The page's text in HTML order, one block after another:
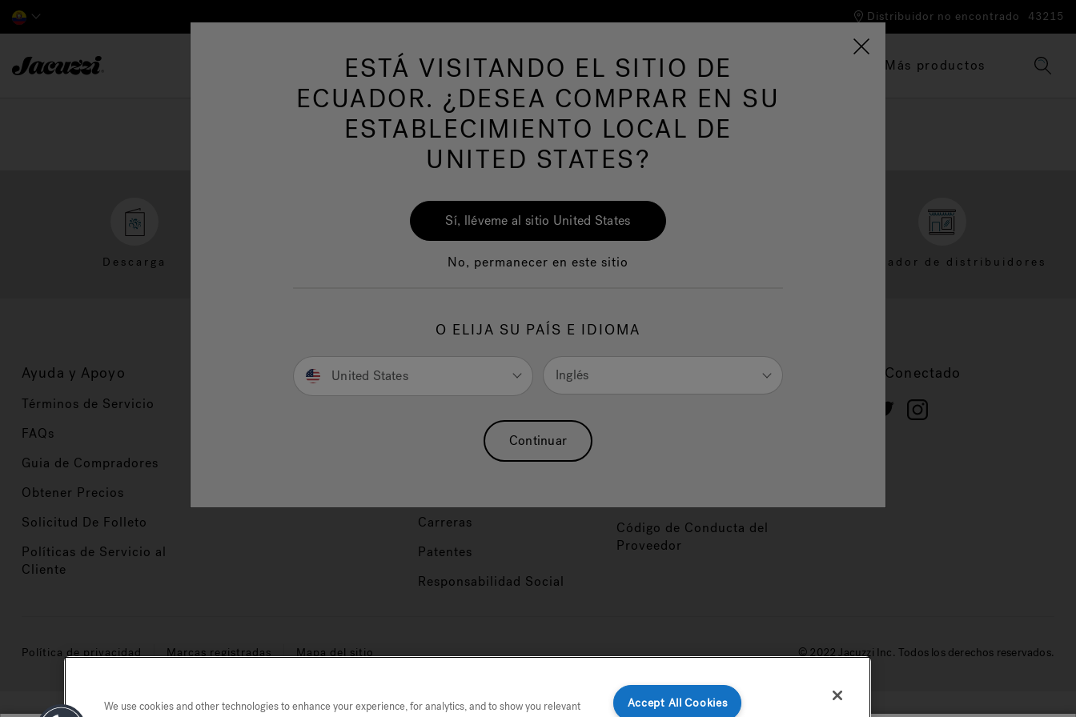
Distribuidor no encontrado 43215
Tinas de hidromasaje Más productos
Descarga Servicio al cliente Localizador de distribuidores
Ayuda y Apoyo
Términos de Servicio
FAQs
Guia de Compradores
Obtener Precios
Solicitud De Folleto
Políticas de Servicio al
Cliente
Propietarios Nuestra Marca
Hidroterapia
Asociaciones
Carreras
Patentes
Responsabilidad Social
Código de Conducta del
Proveedor
Mantente Conectado
Política de privacidad Marcas registradas Mapa del sitio © 2022 Jacuzzi Inc. Todos los derechos reservados.
ESTÁ VISITANDO EL SITIO DE
ECUADOR. ¿DESEA COMPRAR EN SU
ESTABLECIMIENTO LOCAL DE
UNITED STATES?
Sí, lléveme al sitio United States
No, permanecer en este sitio
O ELIJA SU PAÍS E IDIOMA
United States Inglés
Continuar
We use cookies and other technologies to enhance your experience, for analytics, and to show you relevant
Accept All Cookies